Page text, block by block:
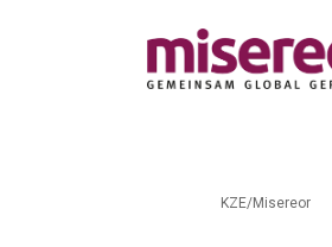
KZE/Misereor